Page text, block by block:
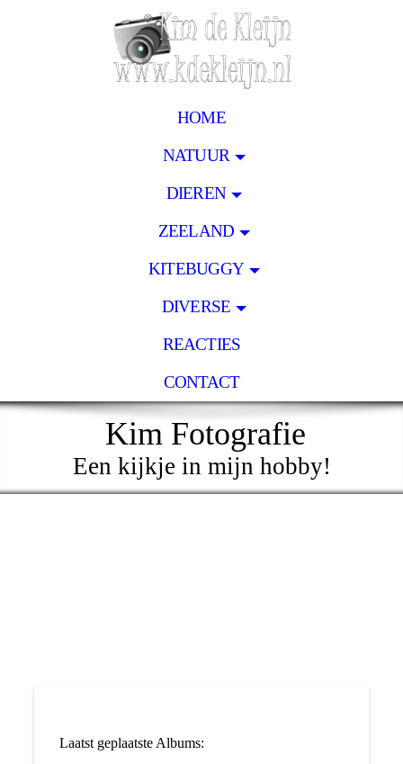
HOME
NATUUR
DIEREN
ZEELAND
KITEBUGGY
DIVERSE
REACTIES
CONTACT
Kim Fotografie
Een kijkje in mijn hobby!
Laatst geplaatste Albums: